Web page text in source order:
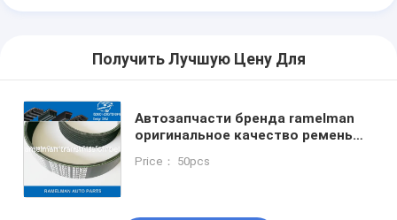
Получить Лучшую Цену Для
Автозапчасти бренда ramelman
оригинальное качество ремень
поли v ремень для автомобиля
Price： 50pcs